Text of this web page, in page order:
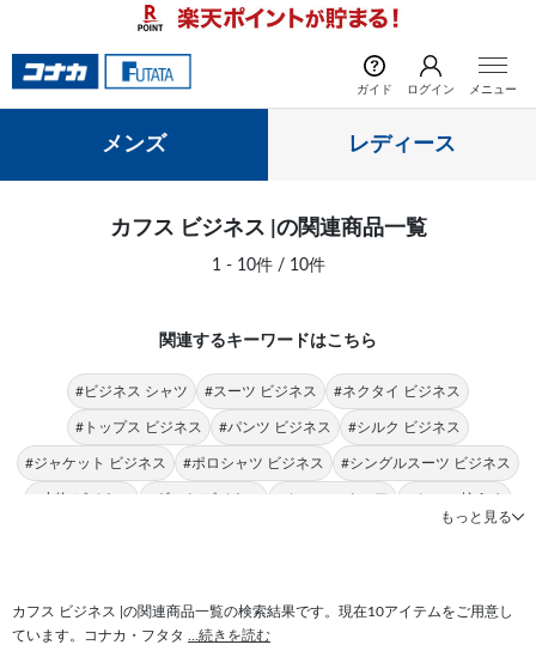
前の画像
ガイド ログイン メニュー
メンズ レディース
カフス ビジネス |の関連商品一覧
1 - 10件 / 10件
関連するキーワードはこちら
#ビジネス シャツ #スーツ ビジネス #ネクタイ ビジネス
#トップス ビジネス #パンツ ビジネス #シルク ビジネス
#ジャケット ビジネス #ポロシャツ ビジネス #シングルスーツ ビジネス
#小物 ビジネス #ギフト ビジネス #カフス スクエア #カフス 控えめ
もっと見る
カフス ビジネス |の関連商品一覧の検索結果です。現在10アイテムをご用意し
ています。コナカ・フタタ
...続きを読む